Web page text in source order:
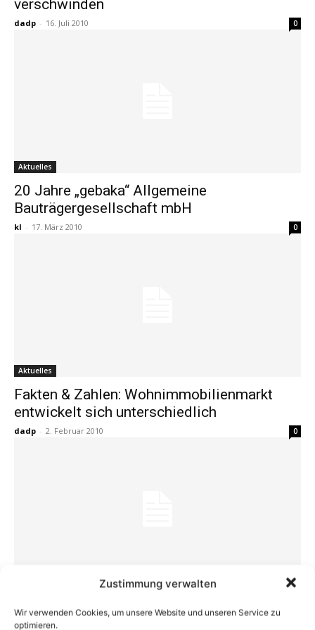
Zustimmung verwalten
Wir verwenden Cookies, um unsere Website und unseren Service zu
optimieren.
verschwinden
dadp - 16. Juli 2010 0
Aktuelles
20 Jahre „gebaka“ Allgemeine
Bauträgergesellschaft mbH
kl - 17. März 2010 0
Aktuelles
Fakten & Zahlen: Wohnimmobilienmarkt
entwickelt sich unterschiedlich
dadp - 2. Februar 2010 0
dadp - 4. November 2009